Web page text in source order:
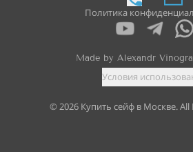
Политика
Условия
© 2026Купить сейф в Москве. All
Made by Alexandr